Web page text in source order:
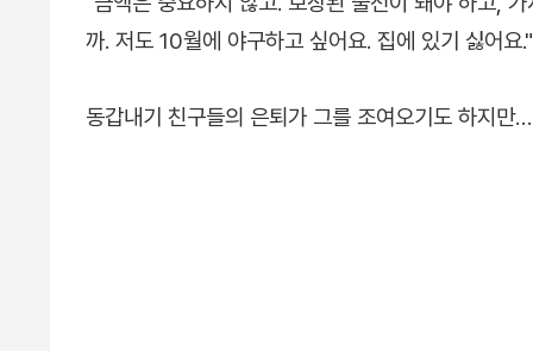
까. 저도 10월에 야구하고 싶어요. 집에 있기 싫어요."
동갑내기 친구들의 은퇴가 그를 조여오기도 하지만…